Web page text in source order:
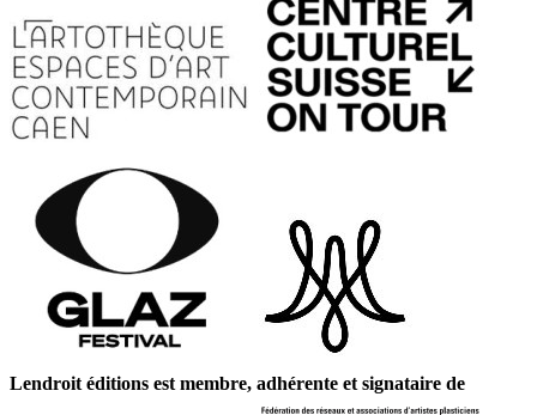
Lendroit éditions est membre, adhérente et signataire de